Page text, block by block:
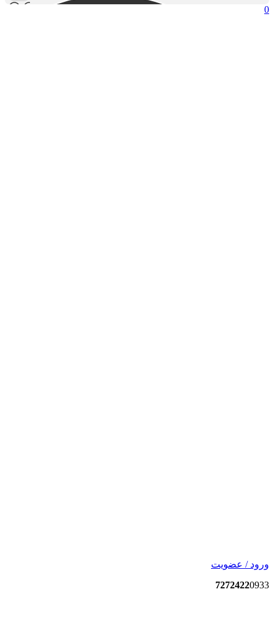
0
ورود / عضویت
72724220933